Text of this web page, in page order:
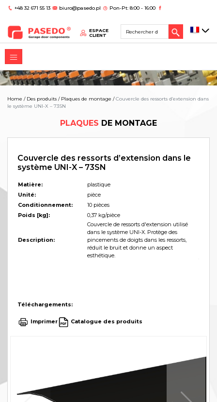
+48 32 671 55 13 biuro@pasedo.pl Pon-Pt: 8:00 - 16:00
ESPACE
CLIENT
Home / Des produits / Plaques de montage /Couvercle des ressorts d’extension dans
le système UNI-X – 73SN
PLAQUES DE MONTAGE
Couvercle des ressorts d’extension dans le
système UNI-X – 73SN
Matière:
plastique
Unité:
pièce
Conditionnement:
10 pièces
Poids [kg]:
0,37 kg/pièce
Description:
Couvercle de ressorts d'extension utilisé
dans le système UNI-X. Protège des
pincements de doigts dans les ressorts,
réduit le bruit et donne un aspect
esthétique.
Téléchargements:
Imprimer Catalogue des produits